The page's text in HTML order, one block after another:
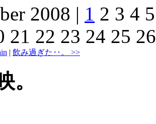
2008 | 1 2 3 4
21 22 23 24 25
| 飲み過ぎた‥。 >>
。